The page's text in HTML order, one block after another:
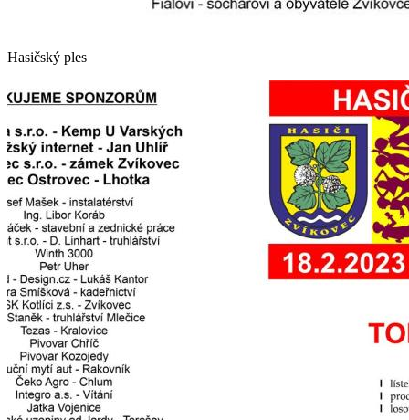
Hasičský ples